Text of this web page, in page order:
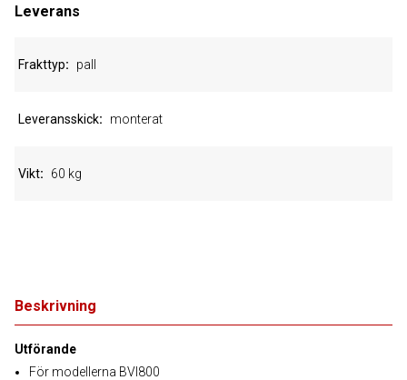
Beskrivning
Utförande
För modellerna BVI800
Leverans
Frakttyp pall
Leveransskick monterat
Vikt 60 kg